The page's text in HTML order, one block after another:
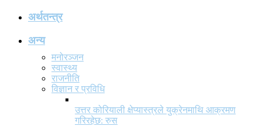
अर्थतन्त्र
अन्य
मनोरञ्जन
स्वास्थ्य
राजनीति
विज्ञान र प्रविधि
उत्तर कोरियाली क्षेप्यास्त्रले युक्रेनमाथि आक्रमण
गरिरहेछ: रुस